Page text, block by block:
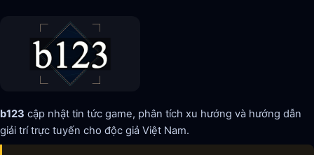
b123 cập nhật tin tức game, phân tích xu hướng và hướng dẫn
giải trí trực tuyến cho độc giả Việt Nam.